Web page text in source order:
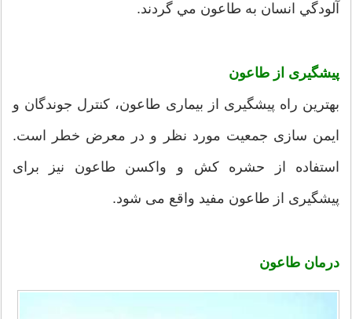
آلودگي انسان به طاعون مي گردند.
پیشگیری از طاعون
بهترین راه پیشگیری از بیماری طاعون، کنترل جوندگان و
ایمن سازی جمعیت مورد نظر و در معرض خطر است.
استفاده از حشره کش و واکسن طاعون نیز برای
پیشگیری از طاعون مفید واقع می شود.
درمان طاعون